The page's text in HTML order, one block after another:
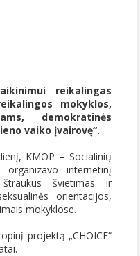
reikalingas
mokyklos,
demokratinės
vaiko įvairovę“.
KMOP – Socialinių
internetinį
švietimas ir
orientacijos,
mokyklose.
projektą „CHOICE“